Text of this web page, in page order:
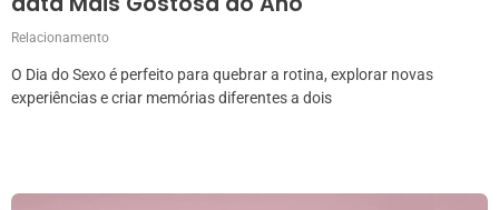
Relacionamento
O Dia do Sexo é perfeito para quebrar a rotina, explorar novas
experiências e criar memórias diferentes a dois